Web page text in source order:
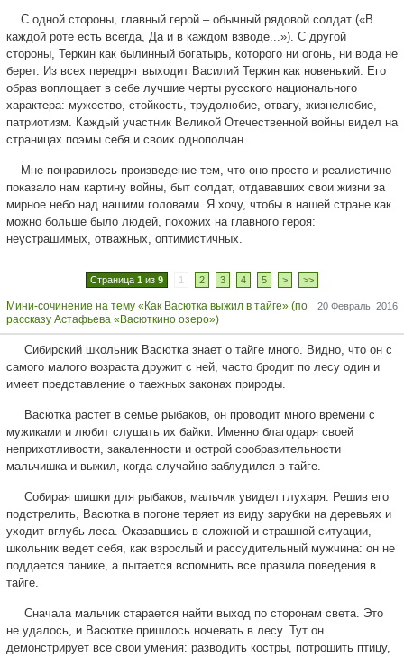
С одной стороны, главный герой – обычный рядовой солдат («В
каждой роте есть всегда, Да и в каждом взводе...»). С другой
стороны, Теркин как былинный богатырь, которого ни огонь, ни вода не
берет. Из всех передряг выходит Василий Теркин как новенький. Его
образ воплощает в себе лучшие черты русского национального
характера: мужество, стойкость, трудолюбие, отвагу, жизнелюбие,
патриотизм. Каждый участник Великой Отечественной войны видел на
страницах поэмы себя и своих однополчан.
Мне понравилось произведение тем, что оно просто и реалистично
показало нам картину войны, быт солдат, отдававших свои жизни за
мирное небо над нашими головами. Я хочу, чтобы в нашей стране как
можно больше было людей, похожих на главного героя:
неустрашимых, отважных, оптимистичных.
Страница 1 из 9 1 2 3 4 5 > >>
20 Февраль, 2016
Мини-сочинение на тему «Как Васютка выжил в тайге» (по
рассказу Астафьева «Васюткино озеро»)
Сибирский школьник Васютка знает о тайге много. Видно, что он с
самого малого возраста дружит с ней, часто бродит по лесу один и
имеет представление о таежных законах природы.
Васютка растет в семье рыбаков, он проводит много времени с
мужиками и любит слушать их байки. Именно благодаря своей
неприхотливости, закаленности и острой сообразительности
мальчишка и выжил, когда случайно заблудился в тайге.
Собирая шишки для рыбаков, мальчик увидел глухаря. Решив его
подстрелить, Васютка в погоне теряет из виду зарубки на деревьях и
уходит вглубь леса. Оказавшись в сложной и страшной ситуации,
школьник ведет себя, как взрослый и рассудительный мужчина: он не
поддается панике, а пытается вспомнить все правила поведения в
тайге.
Сначала мальчик старается найти выход по сторонам света. Это
не удалось, и Васютке пришлось ночевать в лесу. Тут он
демонстрирует все свои умения: разводить костры, потрошить птицу,